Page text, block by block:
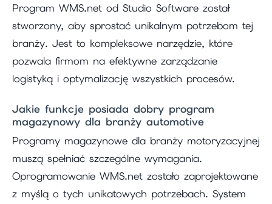
Program WMS.net od Studio Software został
stworzony, aby sprostać unikalnym potrzebom tej
branży. Jest to kompleksowe narzędzie, które
pozwala firmom na efektywne zarządzanie
logistyką i optymalizację wszystkich procesów.
Jakie funkcje posiada dobry program
magazynowy dla branży automotive
Programy magazynowe dla branży motoryzacyjnej
muszą spełniać szczególne wymagania.
Oprogramowanie WMS.net zostało zaprojektowane
z myślą o tych unikatowych potrzebach. System